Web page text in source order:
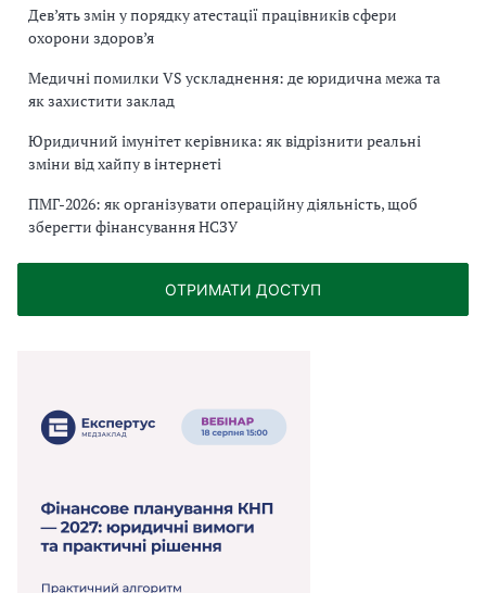
Дев’ять змін у порядку атестації працівників сфери
охорони здоров’я
Медичні помилки VS ускладнення: де юридична межа та
як захистити заклад
Юридичний імунітет керівника: як відрізнити реальні
зміни від хайпу в інтернеті
ПМГ-2026: як організувати операційну діяльність, щоб
зберегти фінансування НСЗУ
ОТРИМАТИ ДОСТУП